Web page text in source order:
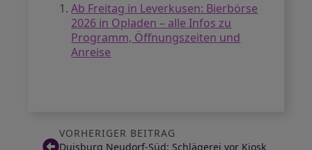
Ab Freitag in Leverkusen: Bierbörse
2026 in Opladen – alle Infos zu
Programm, Öffnungszeiten und
Anreise
VORHERIGER BEITRAG
Duisburg Neudorf-Süd: Schlägerei vor Kiosk